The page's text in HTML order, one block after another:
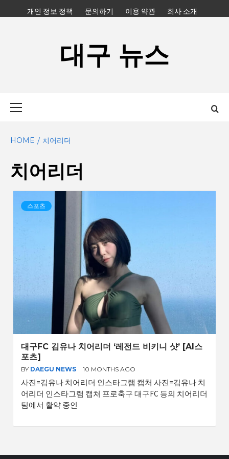
to
개인 정보 정책 문의하기 이용 약관 회사 소개
대구 뉴스
HOME 치어리더
치어리더
스포츠
대구FC 김유나 치어리더 ‘레전드 비키니 샷’ [AI스
포츠]
BY DAEGU NEWS 10 MONTHS AGO
사진=김유나 치어리더 인스타그램 캡처 사진=김유나 치
어리더 인스타그램 캡처 프로축구 대구FC 등의 치어리더
팀에서 활약 중인